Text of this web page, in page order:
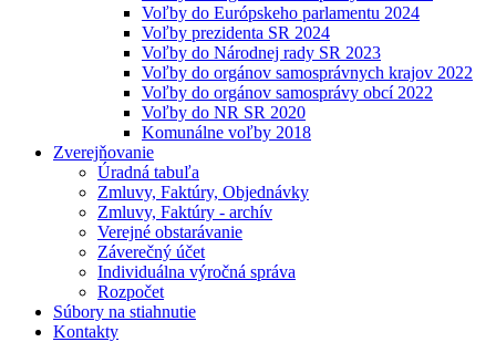
Voľby do Európskeho parlamentu 2024
Voľby prezidenta SR 2024
Voľby do Národnej rady SR 2023
Voľby do orgánov samosprávnych krajov 2022
Voľby do orgánov samosprávy obcí 2022
Voľby do NR SR 2020
Komunálne voľby 2018
Zverejňovanie
Úradná tabuľa
Zmluvy, Faktúry, Objednávky
Zmluvy, Faktúry - archív
Verejné obstarávanie
Záverečný účet
Individuálna výročná správa
Rozpočet
Súbory na stiahnutie
Kontakty